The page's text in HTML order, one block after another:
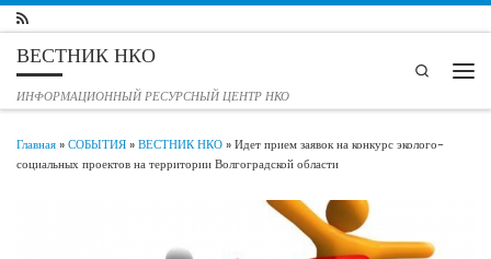
Перейти к содержимому
ВЕСТНИК НКО
ИНФОРМАЦИОННЫЙ РЕСУРСНЫЙ ЦЕНТР НКО
Search
Главная»СОБЫТИЯ»ВЕСТНИК НКО»Идет прием заявок на конкурс эколого-
социальных проектов на территории Волгоградской области